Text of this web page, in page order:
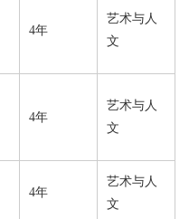
4年
艺术与人
文
4年
艺术与人
文
4年
艺术与人
文